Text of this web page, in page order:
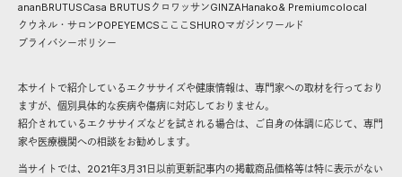
ananBRUTUSCasa BRUTUS クロワッサンGINZAHanako& Premiumcolocal
クウネル・サロンPOPEYEMCS こここ SHUROマガジンワールド
プライバシーポリシー
本サイトで紹介しているエクササイズや健康情報は、専門家への取材を行っており
ますが、個別具体的な疾病や傷病に対応しておりません。
紹介されているエクササイズなどを試される場合は、ご自身の体調に応じて、専門
家や医療機関への相談をお勧めします。
当サイトでは、2021年3月31日以前更新記事内の掲載商品価格等は特に表示がない